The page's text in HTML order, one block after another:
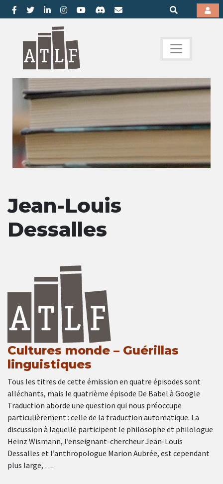
Jean-Louis
Dessalles
Cultures monde – Guérillas
linguistiques
Tous les titres de cette émission en quatre épisodes sont
alléchants, mais le quatrième épisode De Babel à Google
Traduction aborde une question qui nous préoccupe
particulièrement : celle de la traduction automatique. La
discussion à laquelle participent le philosophe et philologue
Heinz Wismann, l’enseignant-chercheur Jean-Louis
Dessalles et l’anthropologue Marion Aubrée, est cependant
plus large, …